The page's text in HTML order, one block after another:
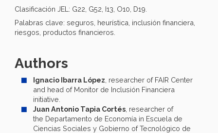
Clasificación JEL: G22, G52, I13, O10, D19.
Palabras clave: seguros, heurística, inclusión financiera,
riesgos, productos financieros.
Authors
Ignacio Ibarra López , researcher of FAIR Center
and head of Monitor de Inclusión Financiera
initiative.
Juan Antonio Tapia Cortés , researcher of
the Departamento de Economía in Escuela de
Ciencias Sociales y Gobierno of Tecnológico de